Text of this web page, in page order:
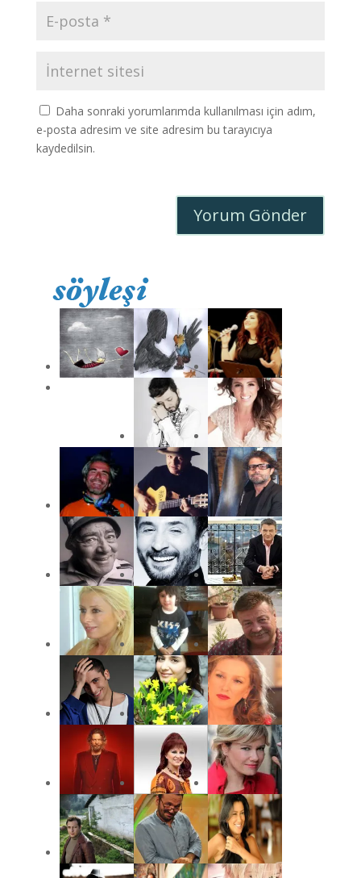
Daha sonraki yorumlarımda kullanılması için adım,
e-posta adresim ve site adresim bu tarayıcıya
kaydedilsin.